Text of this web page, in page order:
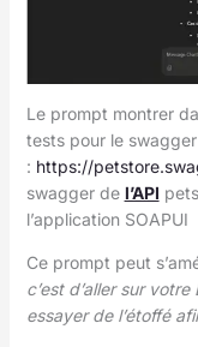
Le prompt montrer
tests pour le
: https://
swagger de l’API
l’application SOAPUI
Ce prompt peut
c’est d’aller sur
essayer de l’étoffé